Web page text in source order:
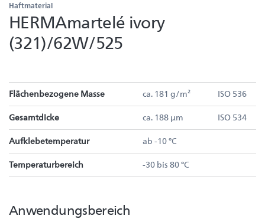
Haftmaterial
HERMAmartelé ivory
(321)/62W/525
Flächenbezogene Masse ca. 181 g/m² ISO 536
Gesamtdicke ca. 188 µm ISO 534
Aufklebetemperatur ab -10 °C
Temperaturbereich -30 bis 80 °C
Anwendungsbereich